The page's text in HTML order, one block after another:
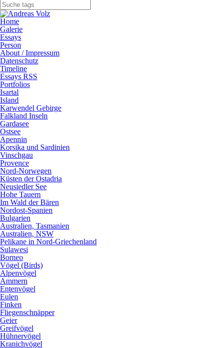
Home
Galerie
Essays
Person
About / Impressum
Datenschutz
Timeline
Essays RSS
Portfolios
Isartal
Island
Karwendel Gebirge
Falkland Inseln
Gardasee
Ostsee
Apennin
Korsika und Sardinien
Vinschgau
Provence
Nord-Norwegen
Küsten der Ostadria
Neusiedler See
Hohe Tauern
Im Wald der Bären
Nordost-Spanien
Bulgarien
Australien, Tasmanien
Australien, NSW
Pelikane in Nord-Griechenland
Sulawesi
Borneo
Vögel (Birds)
Alpenvögel
Ammern
Entenvögel
Eulen
Finken
Fliegenschnäpper
Geier
Greifvögel
Hühnervögel
Kranichvögel